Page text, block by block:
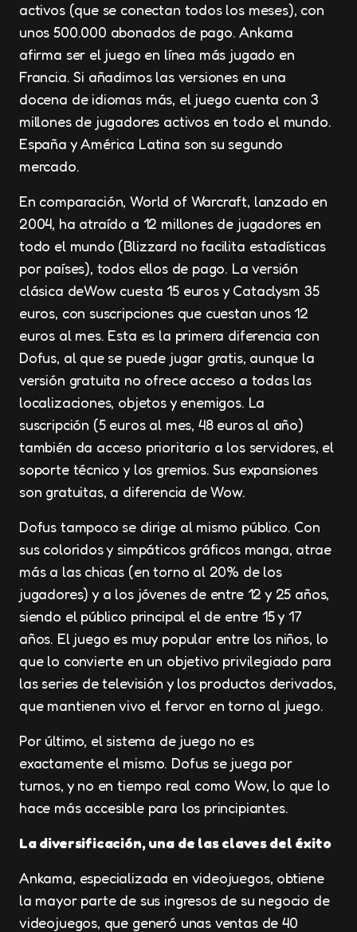
activos (que se conectan todos los meses), con
unos 500.000 abonados de pago. Ankama
afirma ser el juego en línea más jugado en
Francia. Si añadimos las versiones en una
docena de idiomas más, el juego cuenta con 3
millones de jugadores activos en todo el mundo.
España y América Latina son su segundo
mercado.
En comparación, World of Warcraft, lanzado en
2004, ha atraído a 12 millones de jugadores en
todo el mundo (Blizzard no facilita estadísticas
por países), todos ellos de pago. La versión
clásica deWow cuesta 15 euros y Cataclysm 35
euros, con suscripciones que cuestan unos 12
euros al mes. Esta es la primera diferencia con
Dofus, al que se puede jugar gratis, aunque la
versión gratuita no ofrece acceso a todas las
localizaciones, objetos y enemigos. La
suscripción (5 euros al mes, 48 euros al año)
también da acceso prioritario a los servidores, el
soporte técnico y los gremios. Sus expansiones
son gratuitas, a diferencia de Wow.
Dofus tampoco se dirige al mismo público. Con
sus coloridos y simpáticos gráficos manga, atrae
más a las chicas (en torno al 20% de los
jugadores) y a los jóvenes de entre 12 y 25 años,
siendo el público principal el de entre 15 y 17
años. El juego es muy popular entre los niños, lo
que lo convierte en un objetivo privilegiado para
las series de televisión y los productos derivados,
que mantienen vivo el fervor en torno al juego.
Por último, el sistema de juego no es
exactamente el mismo. Dofus se juega por
turnos, y no en tiempo real como Wow, lo que lo
hace más accesible para los principiantes.
La diversificación, una de las claves del éxito
Ankama, especializada en videojuegos, obtiene
la mayor parte de sus ingresos de su negocio de
videojuegos, que generó unas ventas de 40